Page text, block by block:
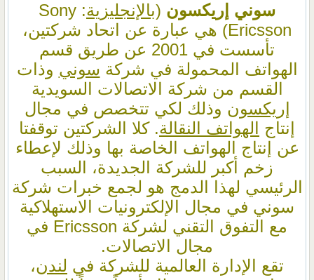
سوني إريكسون (بالإنجليزية : Sony
Ericsson‏) هي عبارة عن اتحاد شركتين،
تأسست في 2001 عن طريق قسم
الهواتف المحمولة في شركة سوني وذات
القسم من شركة الاتصالات السويدية
إريكسون وذلك لكي تتخصص في مجال
إنتاج
الهواتف النقالة. كلا الشركتين توقفتا
عن إنتاج الهواتف الخاصة بها وذلك لإعطاء
زخم أكبر للشركة الجديدة، السبب
الرئيسي لهذا الدمج هو لجمع خبرات شركة
سوني في مجال الإلكترونيات الاستهلاكية
مع التفوق التقني لشركة Ericsson في
مجال الاتصالات.
تقع الإدارة العالمية للشركة في لندن،